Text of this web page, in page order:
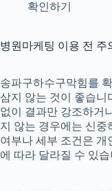
확인하기
병원마케팅 이용 전 주
송파구하수구막힘를
삼지 않는 것이 좋습니
없이 결과만 강조하거
지 않는 경우에는 신중
여부나 세부 조건은 개
에 따라 달라질 수 있습